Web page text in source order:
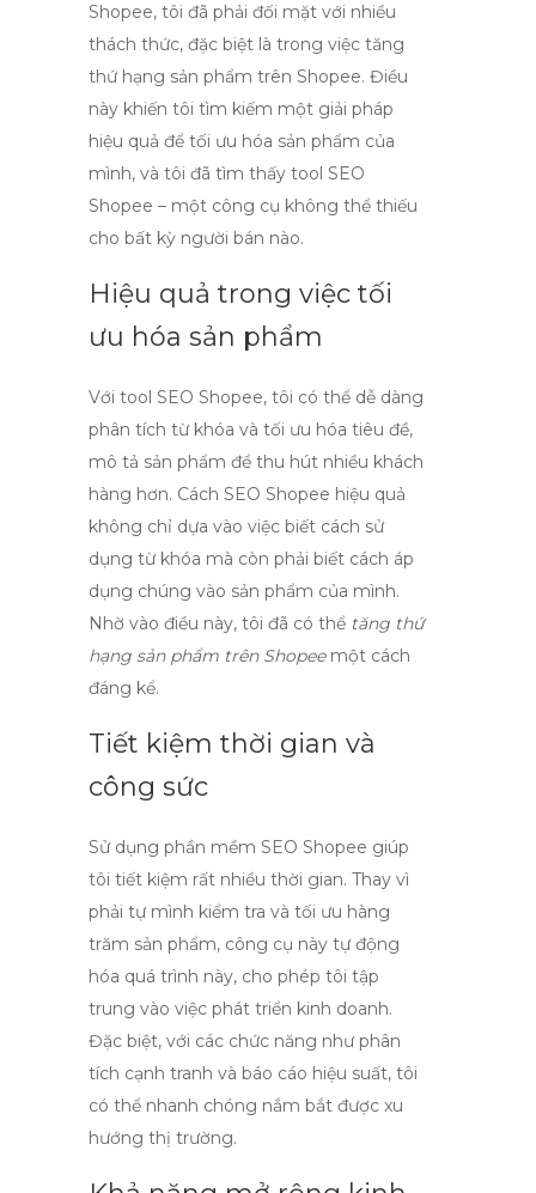
Shopee, tôi đã phải đối mặt với nhiều
thách thức, đặc biệt là trong việc tăng
thứ hạng sản phẩm trên Shopee. Điều
này khiến tôi tìm kiếm một giải pháp
hiệu quả để tối ưu hóa sản phẩm của
mình, và tôi đã tìm thấy tool SEO
Shopee – một công cụ không thể thiếu
cho bất kỳ người bán nào.
Hiệu quả trong việc tối
ưu hóa sản phẩm
Với tool SEO Shopee, tôi có thể dễ dàng
phân tích từ khóa và tối ưu hóa tiêu đề,
mô tả sản phẩm để thu hút nhiều khách
hàng hơn. Cách SEO Shopee hiệu quả
không chỉ dựa vào việc biết cách sử
dụng từ khóa mà còn phải biết cách áp
dụng chúng vào sản phẩm của mình.
Nhờ vào điều này, tôi đã có thể tăng thứ
hạng sản phẩm trên Shopeemột cách
đáng kể.
Tiết kiệm thời gian và
công sức
Sử dụng phần mềm SEO Shopee giúp
tôi tiết kiệm rất nhiều thời gian. Thay vì
phải tự mình kiểm tra và tối ưu hàng
trăm sản phẩm, công cụ này tự động
hóa quá trình này, cho phép tôi tập
trung vào việc phát triển kinh doanh.
Đặc biệt, với các chức năng như phân
tích cạnh tranh và báo cáo hiệu suất, tôi
có thể nhanh chóng nắm bắt được xu
hướng thị trường.